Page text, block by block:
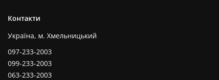
Контакти
Україна, м. Хмельницький
097-233-2003
099-233-2003
063-233-2003